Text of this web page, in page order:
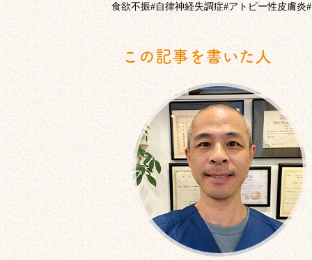
食欲不振#自律神経失調症#アトピー性皮膚炎#
この記事を書いた人